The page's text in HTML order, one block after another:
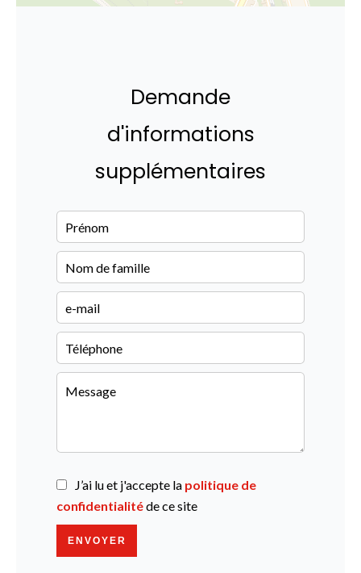
Demande
d'informations
supplémentaires
J’ai lu et j'accepte la politique de
confidentialitéde ce site
ENVOYER